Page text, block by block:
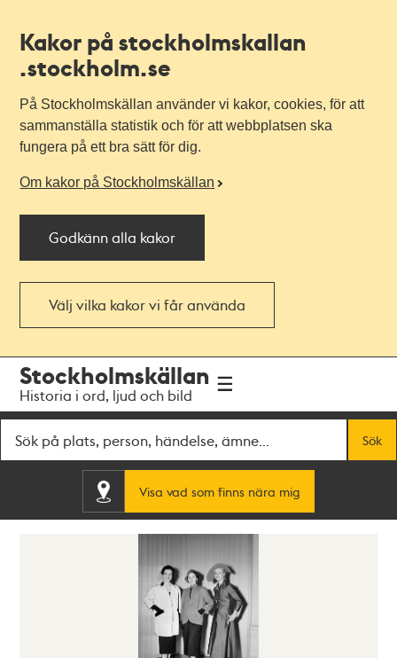
Kakor på stockholmskallan
.stockholm.se
På Stockholmskällan använder vi kakor, cookies, för att
sammanställa statistik och för att webbplatsen ska
fungera på ett bra sätt för dig.
Om kakor på Stockholmskällan
Godkänn alla kakor
Välj vilka kakor vi får använda
navigationen
huvudinnehållet
Stockholmskällan
Historia i ord, ljud och bild
Sök
Visa vad som finns nära mig